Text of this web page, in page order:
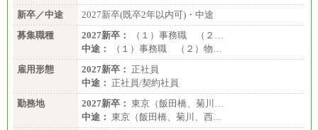
新卒／中途
2027新卒(既卒2年以内可)・中途
募集職種
2027新卒：
（１）事務職 （２…
中途：
（１）事務職 （２）物…
雇用形態
2027新卒： 正社員
中途： 正社員/契約社員
勤務地
2027新卒： 東京（飯田橋、菊川…
中途： 東京（飯田橋、菊川、西…